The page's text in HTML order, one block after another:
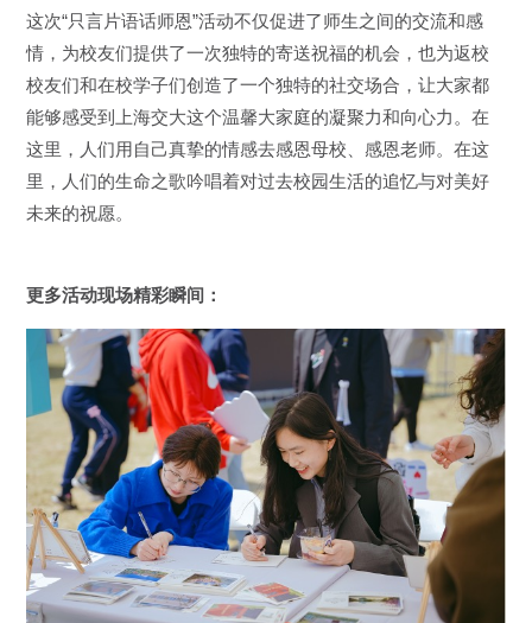
这次“只言片语话师恩”活动不仅促进了师生之间的交流和感
情，为校友们提供了一次独特的寄送祝福的机会，也为返校
校友们和在校学子们创造了一个独特的社交场合，让大家都
能够感受到上海交大这个温馨大家庭的凝聚力和向心力。在
这里，人们用自己真挚的情感去感恩母校、感恩老师。在这
里，人们的生命之歌吟唱着对过去校园生活的追忆与对美好
未来的祝愿。
更多活动现场精彩瞬间：